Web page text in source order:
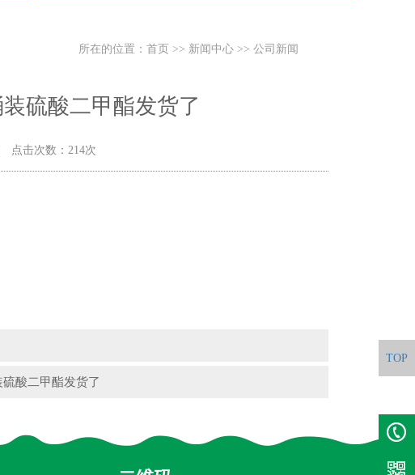
所在的位置： 首页 >> 新闻中心 >> 公司新闻
硫酸二甲酯发货了
点击次数：214次
酸二甲酯发货了
TOP